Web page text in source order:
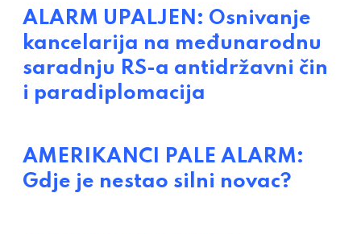
ALARM UPALJEN: Osnivanje
kancelarija na međunarodnu
saradnju RS-a antidržavni čin
i paradiplomacija
AMERIKANCI PALE ALARM:
Gdje je nestao silni novac?